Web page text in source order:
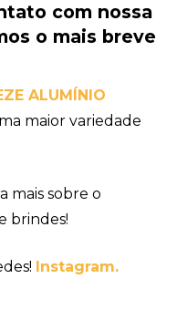
com nossa
o mais breve
ALUMÍNIO
maior variedade
mais sobre o
brindes!
Instagram.